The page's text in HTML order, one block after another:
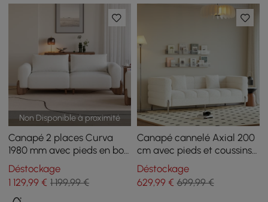
Non Disponible à proximité
Canapé 2 places Curva
1980 mm avec pieds en bois
rembourrés bouclés blancs
Déstockage
1 129,99 € 1 199,99 €
Canapé cannelé Axial 200
cm avec pieds et coussins
argentés
Déstockage
629,99€ 699,99 €